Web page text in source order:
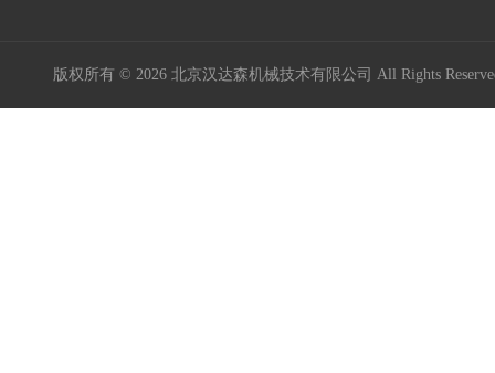
版权所有 © 2026 北京汉达森机械技术有限公司 All Rights